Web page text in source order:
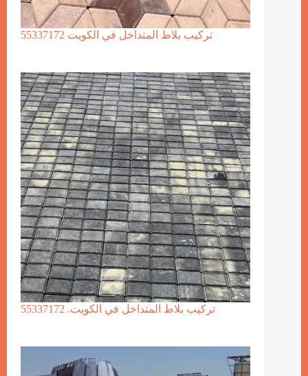
تركيب بلاط المتداخل في الكويت 55337172
تركيب بلاط المتداخل في الكويت. 55337172